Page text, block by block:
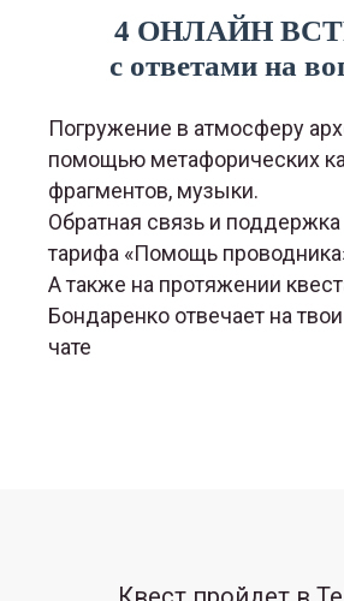
4 ОНЛАЙН
с ответами на
Погружение в атмосферу
помощью метафорических
фрагментов, музыки.
Обратная связь и поддержка
тарифа «Помощь
А также на протяжении
Бондаренко отвечает на
чате